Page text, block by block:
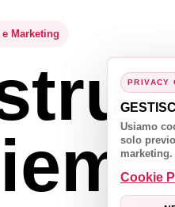
Marketing
PRIVACY
Usiamo
solo
Cookie